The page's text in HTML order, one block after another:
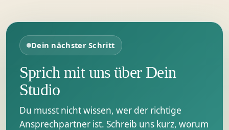
Dein nächster Schritt
Sprich mit uns über Dein
Studio
Du musst nicht wissen, wer der richtige
Ansprechpartner ist. Schreib uns kurz, worum